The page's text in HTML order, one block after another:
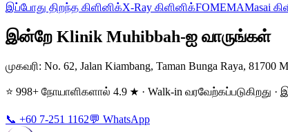
இப்போது திறந்த கிளினிக்X-Ray கிளினிக்FOMEMAMasai
இன்றே Klinik Muhibbah-ஐ வாருங்கள்
முகவரி: No. 62, Jalan Kiambang, Taman Bunga Raya, 81700
⭐ 998+ நோயாளிகளால் 4.9 ★ · Walk-in வரவேற்கப்படுகிறது
📞 +60 7-251 1162💬 WhatsApp